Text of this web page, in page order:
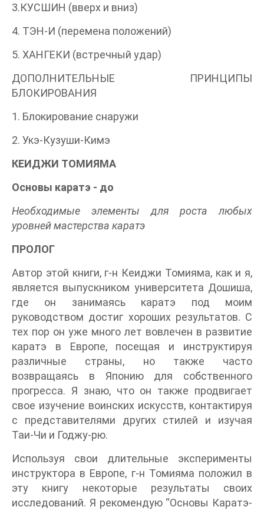
3.КУСШИН (вверх и вниз)
4. ТЭН-И (перемена положений)
5. ХАНГЕКИ (встречный удар)
ДОПОЛНИТЕЛЬНЫЕ ПРИНЦИПЫ
БЛОКИРОВАНИЯ
1. Блокирование снаружи
2. Укэ-Кузуши-Кимэ
КЕИДЖИ ТОМИЯМА
Основы каратэ - до
Необходимые элементы для роста любых
уровней мастерства каратэ
ПРОЛОГ
Автор этой книги, г-н Кеиджи Томияма, как и я,
является выпускником университета Дошиша,
где он занимаясь каратэ под моим
руководством достиг хороших результатов. С
тех пор он уже много лет вовлечен в развитие
каратэ в Европе, посещая и инструктируя
различные страны, но также часто
возвращаясь в Японию для собственного
прогресса. Я знаю, что он также продвигает
свое изучение воинских искусств, контактируя
с представителями других стилей и изучая
Таи-Чи и Годжу-рю.
Используя свои длительные эксперименты
инструктора в Европе, г-н Томияма положил в
эту книгу некоторые результаты своих
исследований. Я рекомендую “Основы Каратэ-